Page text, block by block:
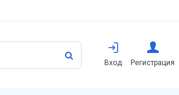
Вход Регистрация